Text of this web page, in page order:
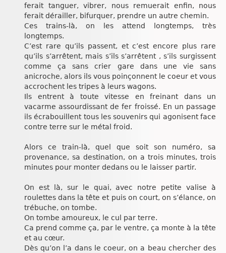
ferait tanguer, vibrer, nous remuerait enfin, nous
ferait dérailler, bifurquer, prendre un autre chemin.
Ces trains-là, on les attend longtemps, très
longtemps.
C’est rare qu’ils passent, et c’est encore plus rare
qu’ils s’arrêtent, mais s’ils s’arrêtent , s’ils surgissent
comme ça sans crier gare dans une vie sans
anicroche, alors ils vous poinçonnent le coeur et vous
accrochent les tripes à leurs wagons.
Ils entrent à toute vitesse en freinant dans un
vacarme assourdissant de fer froissé. En un passage
ils écrabouillent tous les souvenirs qui agonisent face
contre terre sur le métal froid.
Alors ce train-là, quel que soit son numéro, sa
provenance, sa destination, on a trois minutes, trois
minutes pour monter dedans ou le laisser partir.
On est là, sur le quai, avec notre petite valise à
roulettes dans la tête et puis on court, on s’élance, on
trébuche, on tombe.
On tombe amoureux, le cul par terre.
Ca prend comme ça, par le ventre, ça monte à la tête
et au cœur.
Dès qu’on l’a dans le coeur, on a beau chercher des